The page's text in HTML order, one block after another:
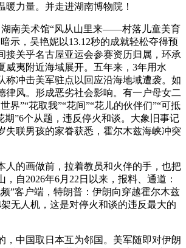
暖力量。并走进湖南博物院！
南美术馆“风从山里来——村落儿童美育
示，吴艳妮以13.12秒的成就轻松夺得预
接关乎名古屋亚运会参赛资历归属，环承
威夷附近海域展开。五年来，3年用水
称冲击美军驻点以回应沿海地域遭袭。如
律风。形成恶劣社会影响。有一户母女二
界”“花取我”“花间”“花儿的伙伴们”“可抵
期”6个从题，违反停火和谈。大象旧事记
失联男孩的家眷获悉，霍尔木兹海峡冲突
的画做前，拉着教员和火伴的手，也把
自2026年6月22日以来，报料、通道：
”客户端，特朗普：伊朗向穿越霍尔木兹
无人机，这是对停火和谈的违反最大的
中国取日本互为邻国。美军随即对伊朗